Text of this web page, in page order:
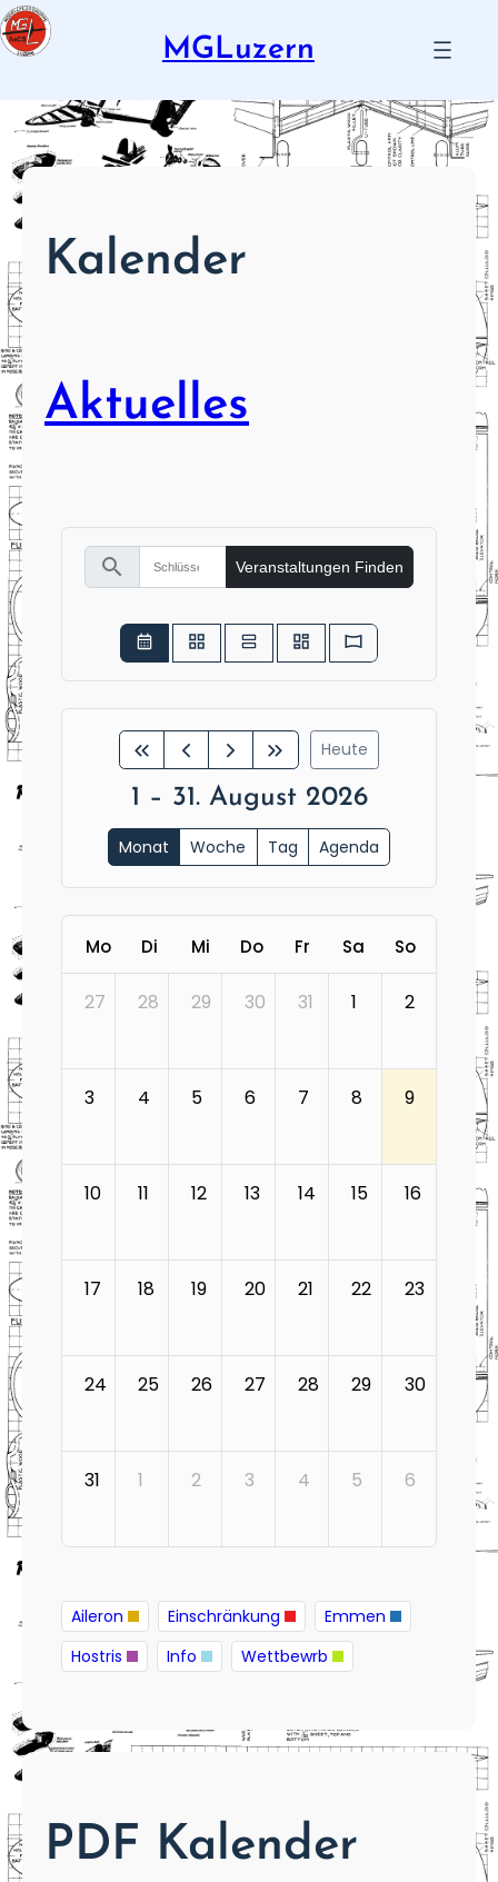
Zum
Inhalt
springen
MGLuzern
Kalender
Aktuelles
search Veranstaltungen Finden
Heute
1 – 31. August 2026
Monat Woche Tag Agenda
Mo Di Mi Do Fr Sa So
27 28 29 30 31 1 2
3 4 5 6 7 8 9
10 11 12 13 14 15 16
17 18 19 20 21 22 23
24 25 26 27 28 29 30
31 1 2 3 4 5 6
Aileron Einschränkung
Emmen
Hostris
Info Wettbewrb
PDF Kalender